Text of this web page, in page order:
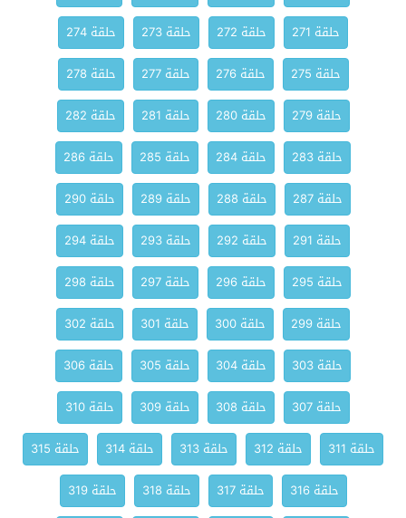
حلقة 271
حلقة 272 حلقة 273
حلقة 274
حلقة 275
حلقة 276 حلقة 277
حلقة 278
حلقة 279
حلقة 280 حلقة 281
حلقة 282
حلقة 283
حلقة 284 حلقة 285
حلقة 286
حلقة 287
حلقة 288 حلقة 289
حلقة 290
حلقة 291
حلقة 292 حلقة 293
حلقة 294
حلقة 295
حلقة 296 حلقة 297
حلقة 298
حلقة 299
حلقة 300 حلقة 301
حلقة 302
حلقة 303
حلقة 304 حلقة 305
حلقة 306
حلقة 307
حلقة 308 حلقة 309
حلقة 310
حلقة 311
حلقة 312 حلقة 313 حلقة 314
حلقة 315
حلقة 316
حلقة 317 حلقة 318
حلقة 319